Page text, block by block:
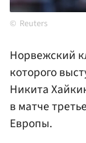
Reuters
Норвежский
которого
Никита
в матче
Европы.